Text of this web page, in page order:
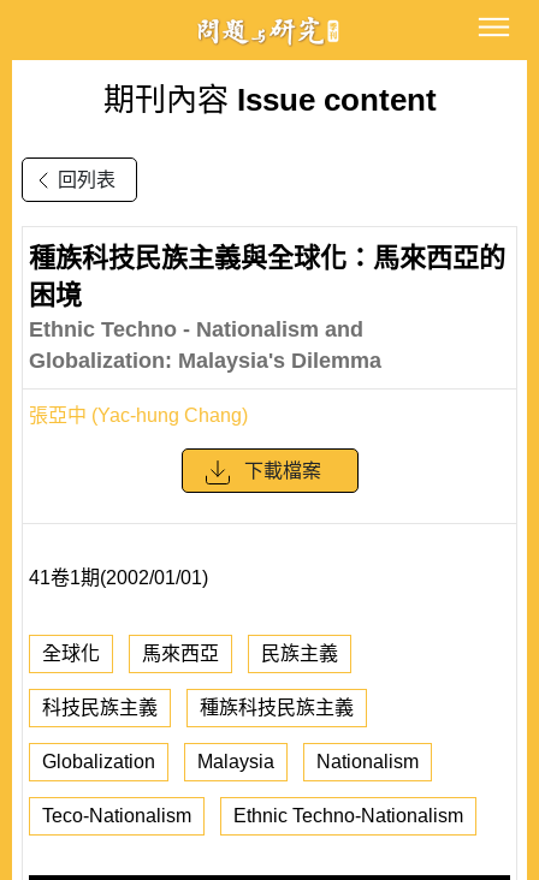
期刊內容 Issue content
回列表
種族科技民族主義與全球化：馬來西亞的
困境
Ethnic Techno - Nationalism and
Globalization: Malaysia's Dilemma
張亞中 (Yac-hung Chang)
下載檔案
41卷1期(2002/01/01)
全球化 馬來西亞 民族主義
科技民族主義 種族科技民族主義
Globalization Malaysia Nationalism
Teco-Nationalism Ethnic Techno-Nationalism